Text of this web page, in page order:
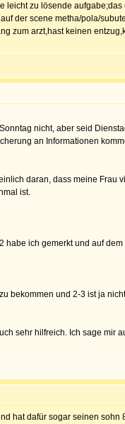
zu lösende
der scene metha/pola/
zum arzt,hast keinen
nicht, aber seid
an Informationen
daran, dass meine
ist.
habe ich gemerkt und auf
bekommen und 2-3 ist ja
sehr hilfreich. Ich sage mir
hat dafür sogar seinen